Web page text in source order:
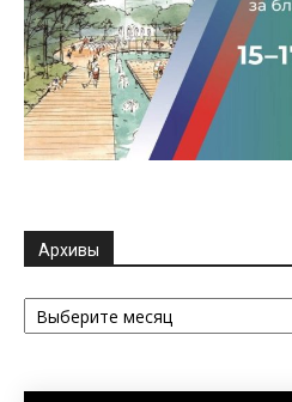
Архивы
Архивы